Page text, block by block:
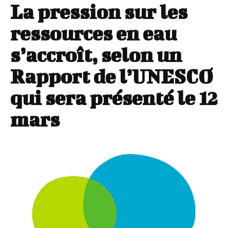
La pression sur les
ressources en eau
s’accroît, selon un
Rapport de l’UNESCO
qui sera présenté le 12
mars